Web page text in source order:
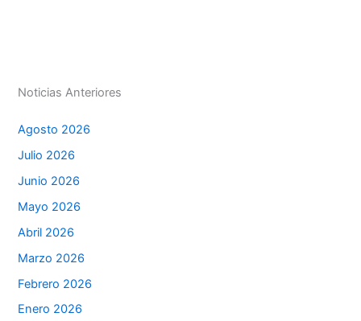
Noticias Anteriores
Agosto 2026
Julio 2026
Junio 2026
Mayo 2026
Abril 2026
Marzo 2026
Febrero 2026
Enero 2026